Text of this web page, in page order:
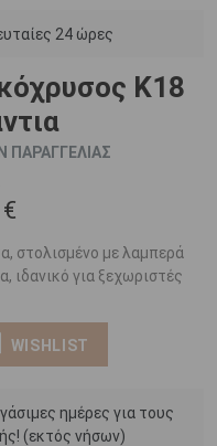
24 ώρες
Κ18
ΠΑΡΑΓΓΕΛΙΑΣ
στολισμένο με λαμπερά
ιδανικό για ξεχωριστές
WISHLIST
ημέρες για τους
(εκτός νήσων)